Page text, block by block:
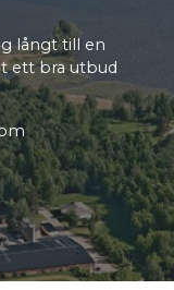
långt till en
ett bra utbud